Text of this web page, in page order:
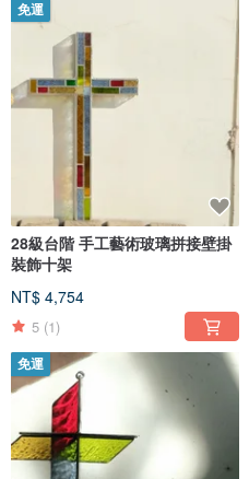
免運
28級台階 手工藝術玻璃拼接壁掛
裝飾十架
NT$ 4,754
5 (1)
免運